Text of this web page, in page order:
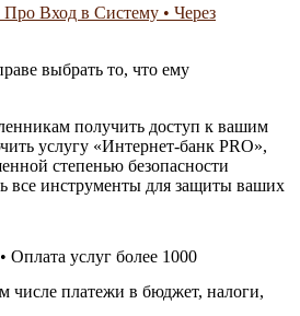
выбрать то, что ему
получить доступ к вашим
услугу «Интернет-банк PRO»,
степенью безопасности
все инструменты для защиты ваших
Оплата услуг более 1000
числе платежи в бюджет, налоги,